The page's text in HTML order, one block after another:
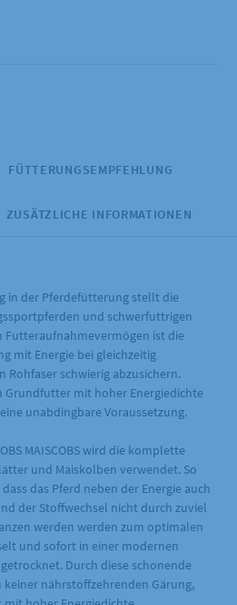
FÜTTERUNGSEMPFEHLUNG
ZUSÄTZLICHE INFORMATIONEN
in der Pferdefütterung stellt die
und schwerfuttrigen
Futteraufnahmevermögen ist die
mit Energie bei gleichzeitig
Rohfaser schwierig abzusichern.
Grundfutter mit hoher Energiedichte
unabdingbare Voraussetzung.
MAISCOBS wird die komplette
und Maiskolben verwendet. So
das Pferd neben der Energie auch
der Stoffwechsel nicht durch zuviel
werden werden zum optimalen
und sofort in einer modernen
Durch diese schonende
nährstoffzehrenden Gärung,